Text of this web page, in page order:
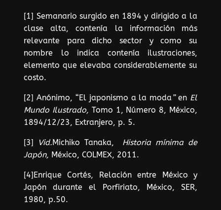
[1] Semanario surgido en 1894 y dirigido a la
clase alta, contenía la información más
relevante para dicho sector y como su
nombre lo indica contenía ilustraciones,
elemento que elevaba considerablemente su
costo.
[2] Anónimo, “El japonismo a la moda ”en El
Mundo Ilustrado, Tomo 1, Número 8, México,
1894/12/23, Extranjero, p. 5.
[3] Vid.Michiko Tanaka, Historia mínima de
Japón, México, COLMEX, 2011.
[4]Enrique Cortés, Relación entre México y
Japón durante el Porfiriato, México, SER,
1980, p.50.